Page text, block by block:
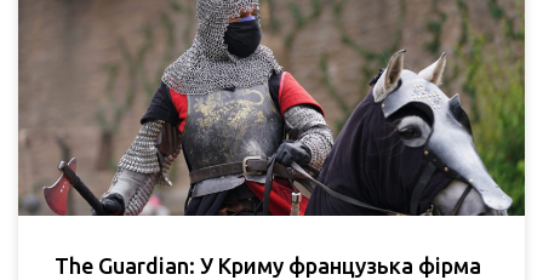
The Guardian: У Криму французька фірма